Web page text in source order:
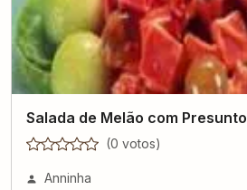
Salada de Melão com Presunto
(0 votos)
Anninha